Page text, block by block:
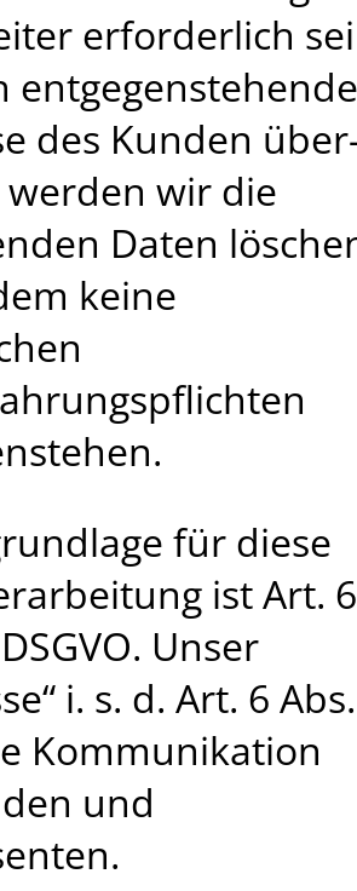
erforderlich
des Kunden
wir die
Daten
keine
für diese
ist Art. 6
Unser
i. s. d. Art. 6 Abs.
Kommunikation
und